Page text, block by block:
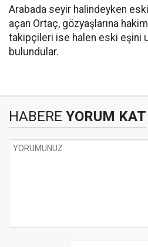
Arabada seyir halindeyken eski
açan Ortaç, gözyaşlarına
takipçileri ise halen eski eşini
bulundular.
HABERE YORUM KAT